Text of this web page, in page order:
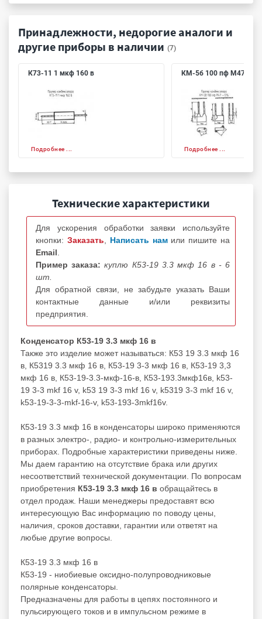
Принадлежности, недорогие аналоги и
другие приборы в наличии (7)
К73-11 1 мкф 160 в
Подробнее ...
КМ-5б 100 пф М47 +-
Подробнее ...
Технические характеристики
Для ускорения обработки заявки используйте
кнопки: Заказать Написать нам или пишите на
Email
Пример заказа: куплю К53-19 3.3 мкф 16 в - 6
шт.
Для обратной связи, не забудьте указать Ваши
контактные данные и/или реквизиты
предприятия.
Конденсатор К53-19 3.3 мкф 16 в
Также это изделие может называться: К53 19 3.3 мкф 16
в, К5319 3.3 мкф 16 в, К53-19 3-3 мкф 16 в, К53-19 3,3
мкф 16 в, К53-19-3.3-мкф-16-в, К53-193.3мкф16в, k53-
19 3-3 mkf 16 v, k53 19 3-3 mkf 16 v, k5319 3-3 mkf 16 v,
k53-19-3-3-mkf-16-v, k53-193-3mkf16v.
К53-19 3.3 мкф 16 в конденсаторы широко применяются
в разных электро-, радио- и контрольно-измерительных
приборах. Подробные характеристики приведены ниже.
Мы даем гарантию на отсутствие брака или других
несоответствий технической документации. По вопросам
приобретения К53-19 3.3 мкф 16 в обращайтесь в
отдел продаж. Наши менеджеры предоставят всю
интересующую Вас информацию по поводу цены,
наличия, сроков доставки, гарантии или ответят на
любые другие вопросы.
К53-19 3.3 мкф 16 в
К53-19 - ниобиевые оксидно-полупроводниковые
полярные конденсаторы.
Предназначены для работы в цепях постоянного и
пульсирующего токов и в импульсном режиме в